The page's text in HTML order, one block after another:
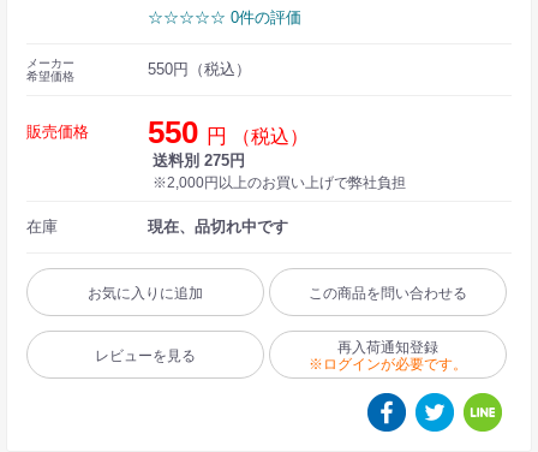
☆☆☆☆☆ 0件の評価
メーカー
希望価格
550円（税込）
販売価格 550 円 （税込）
送料別 275円
※2,000円以上のお買い上げで弊社負担
在庫 現在、品切れ中です
お気に入りに追加 この商品を問い合わせる
レビューを見る
再入荷通知登録
※ログインが必要です。